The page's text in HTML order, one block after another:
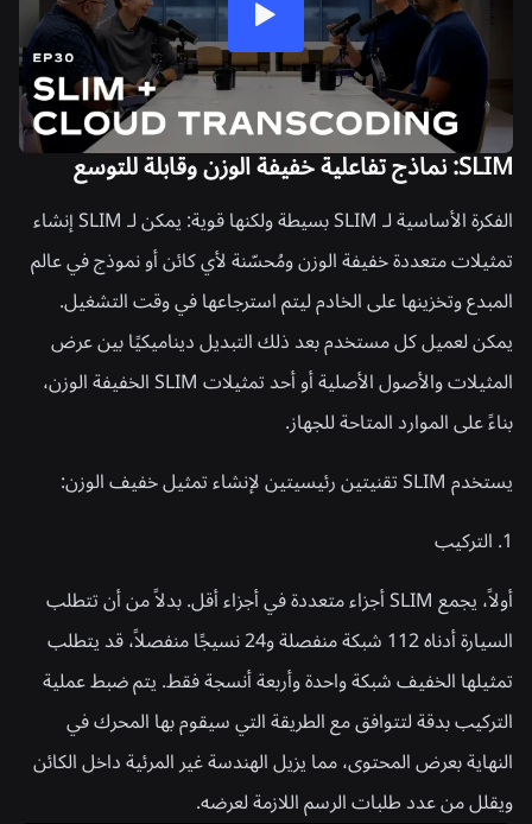
SLIM: نماذج تفاعلية خفيفة الوزن وقابلة للتوسع
الفكرة الأساسية لـ SLIM بسيطة ولكنها قوية: يمكن لـ SLIM إنشاء
تمثيلات متعددة خفيفة الوزن ومُحسّنة لأي كائن أو نموذج في عالم
المبدع وتخزينها على الخادم ليتم استرجاعها في وقت التشغيل.
يمكن لعميل كل مستخدم بعد ذلك التبديل ديناميكيًا بين عرض
المثيلات والأصول الأصلية أو أحد تمثيلات SLIM الخفيفة الوزن،
بناءً على الموارد المتاحة للجهاز.
يستخدم SLIM تقنيتين رئيسيتين لإنشاء تمثيل خفيف الوزن:
1. التركيب
أولاً، يجمع SLIM أجزاء متعددة في أجزاء أقل. بدلاً من أن تتطلب
السيارة أدناه 112 شبكة منفصلة و24 نسيجًا منفصلاً، قد يتطلب
تمثيلها الخفيف شبكة واحدة وأربعة أنسجة فقط. يتم ضبط عملية
التركيب بدقة لتتوافق مع الطريقة التي سيقوم بها المحرك في
النهاية بعرض المحتوى، مما يزيل الهندسة غير المرئية داخل الكائن
ويقلل من عدد طلبات الرسم اللازمة لعرضه.